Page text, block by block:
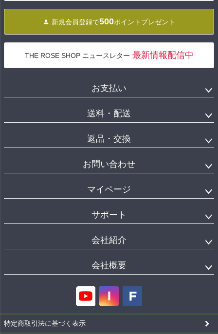
新規会員登録で500ポイントプレゼント
THE ROSE SHOP ニュースレター 最新情報配信中
お支払い
送料・配送
返品・交換
お問い合わせ
マイページ
サポート
会社紹介
会社概要
特定商取引法に基づく表示